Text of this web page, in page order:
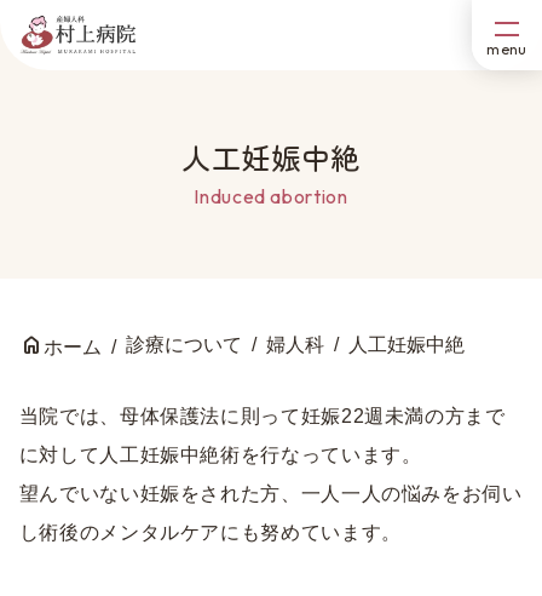
人工妊娠中絶
Induced abortion
ホーム 診療について 婦人科 人工妊娠中絶
当院では、母体保護法に則って妊娠22週未満の方まで
に対して人工妊娠中絶術を行なっています。
望んでいない妊娠をされた方、一人一人の悩みをお伺い
し術後のメンタルケアにも努めています。